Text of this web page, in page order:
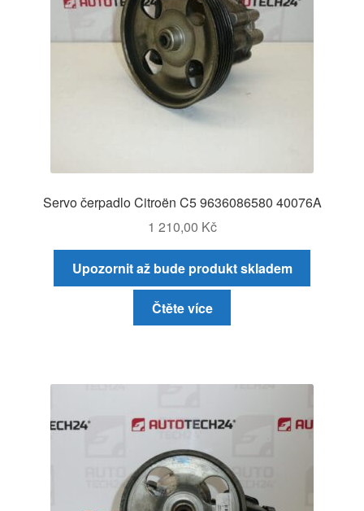
Servo čerpadlo Citroën C5 9636086580 40076A
1 210,00 Kč
Upozornit až bude produkt skladem
Čtěte více